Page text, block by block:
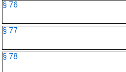
§ 76
§ 77
§ 78